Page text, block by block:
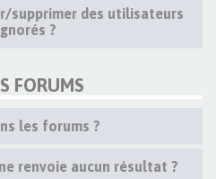
supprimer des utilisateurs
?
FORUMS
les forums ?
renvoie aucun résultat ?